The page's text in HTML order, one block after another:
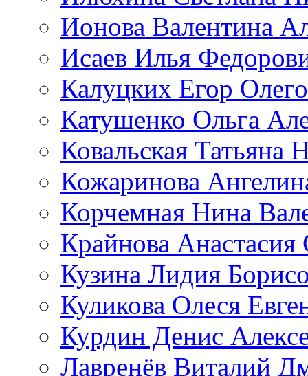
Ионова Валентина
Исаев Илья
Калуцких Егор
Катушенко Ольга
Ковальская Татьяна
Кожаринова
Корчемная Нина
Крайнова Анастасия
Кузина Лидия
Куликова Олеся
Курдин Денис
Лавренёв Виталий